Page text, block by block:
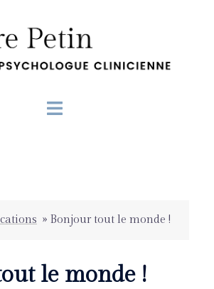
» Bonjour tout le monde !
le monde !